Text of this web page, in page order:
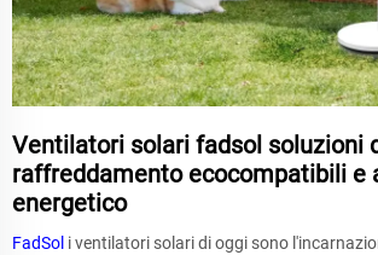
Ventilatori solari fadsol soluzioni
raffreddamento ecocompatibili e
energetico
FadSol i ventilatori solari di oggi sono